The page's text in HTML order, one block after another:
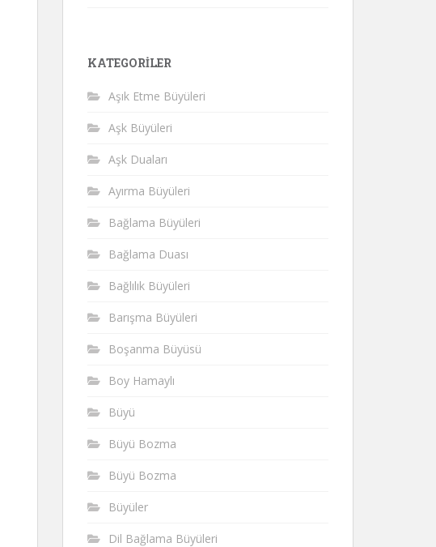
KATEGORILER
Aşık Etme Büyüleri
Aşk Büyüleri
Aşk Duaları
Ayırma Büyüleri
Bağlama Büyüleri
Bağlama Duası
Bağlılık Büyüleri
Barışma Büyüleri
Boşanma Büyüsü
Boy Hamaylı
Büyü
Büyü Bozma
Büyü Bozma
Büyüler
Dil Bağlama Büyüleri